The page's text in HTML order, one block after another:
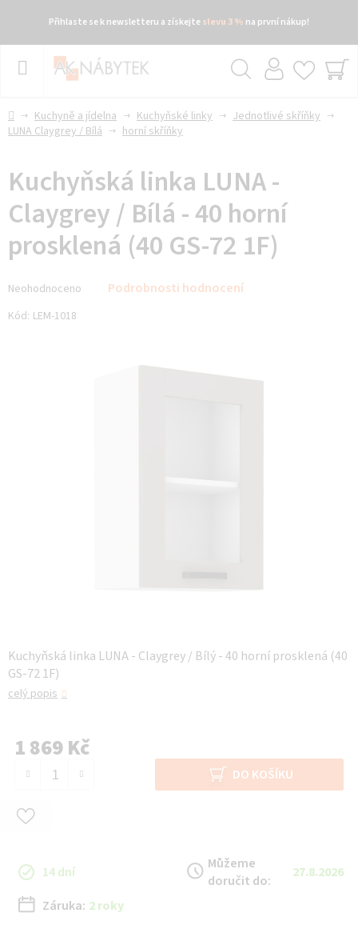
Přihlaste se k newsletteru a získejteslevu 3 % na první nákup!
Přejít
DomůKuchyně a jídelna Kuchyňské linky
Jednotlivé skříňky
LUNA Claygrey / Bílá
horní skříňky
Kuchyňská linka LUNA - Claygrey / Bílý - 40 horní prosklená (40
GS-72 1F)
celý popis
1 869 Kč
DO KOŠÍKU
14 dní
Můžeme
doručit do:
27.8.2026
Záruka: 2 roky
Kuchyňská linka LUNA -
Claygrey / Bílá - 40 horní
prosklená (40 GS-72 1F)
hodnocení
produktu
Neohodnoceno Podrobnosti hodnocení
Kód: LEM-1018